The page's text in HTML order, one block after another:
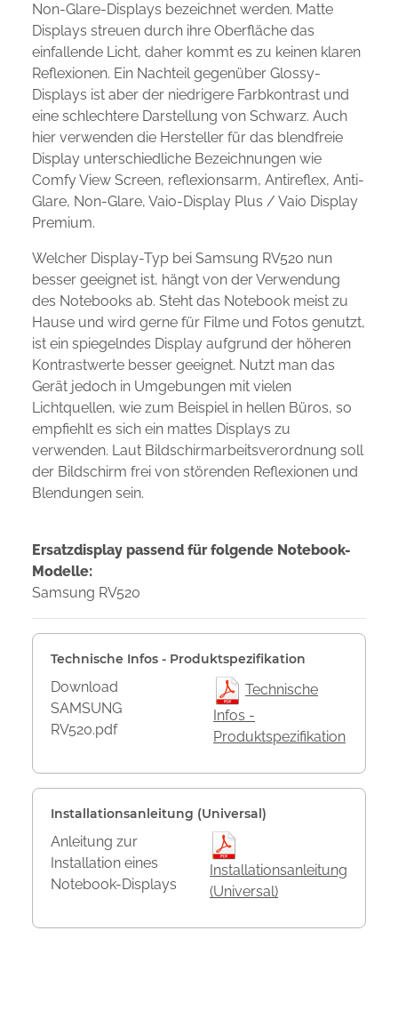
Non-Glare-Displays bezeichnet werden. Matte
Displays streuen durch ihre Oberfläche das
einfallende Licht, daher kommt es zu keinen klaren
Reflexionen. Ein Nachteil gegenüber Glossy-
Displays ist aber der niedrigere Farbkontrast und
eine schlechtere Darstellung von Schwarz. Auch
hier verwenden die Hersteller für das blendfreie
Display unterschiedliche Bezeichnungen wie
Comfy View Screen, reflexionsarm, Antireflex, Anti-
Glare, Non-Glare, Vaio-Display Plus / Vaio Display
Premium.
Welcher Display-Typ bei Samsung RV520 nun
besser geeignet ist, hängt von der Verwendung
des Notebooks ab. Steht das Notebook meist zu
Hause und wird gerne für Filme und Fotos genutzt,
ist ein spiegelndes Display aufgrund der höheren
Kontrastwerte besser geeignet. Nutzt man das
Gerät jedoch in Umgebungen mit vielen
Lichtquellen, wie zum Beispiel in hellen Büros, so
empfiehlt es sich ein mattes Displays zu
verwenden. Laut Bildschirmarbeitsverordnung soll
der Bildschirm frei von störenden Reflexionen und
Blendungen sein.
Ersatzdisplay passend für folgende Notebook-
Modelle:
Samsung RV520
Technische Infos - Produktspezifikation
Download
SAMSUNG
RV520.pdf
Technische
Infos -
Produktspezifikation
Installationsanleitung (Universal)
Anleitung zur
Installation eines
Notebook-Displays
Installationsanleitung
(Universal)